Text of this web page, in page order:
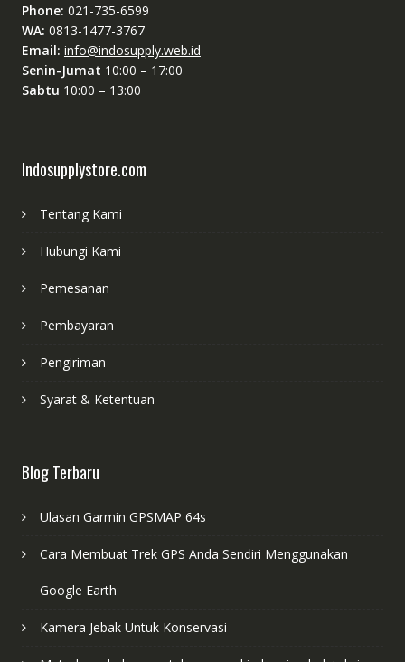
Phone: 021-735-6599
WA: 0813-1477-3767
Email: info@indosupply.web.id
Senin-Jumat 10:00 – 17:00
Sabtu 10:00 – 13:00
Indosupplystore.com
Tentang Kami
Hubungi Kami
Pemesanan
Pembayaran
Pengiriman
Syarat & Ketentuan
Blog Terbaru
Ulasan Garmin GPSMAP 64s
Cara Membuat Trek GPS Anda Sendiri Menggunakan
Google Earth
Kamera Jebak Untuk Konservasi